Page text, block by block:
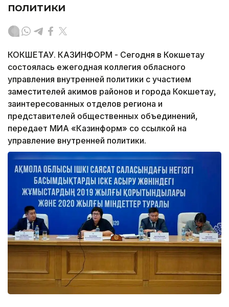
политики
КОКШЕТАУ. КАЗИНФОРМ - Сегодня в Кокшетау
состоялась ежегодная коллегия обласного
управления внутренней политики с участием
заместителей акимов районов и города Кокшетау,
заинтересованных отделов региона и
представителей общественных объединений,
передает МИА «Казинформ» со ссылкой на
управление внутренней политики.